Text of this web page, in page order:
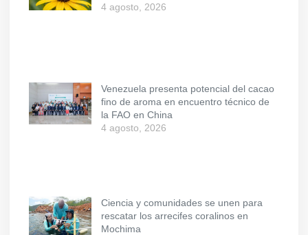
4 agosto, 2026
Venezuela presenta potencial del cacao
fino de aroma en encuentro técnico de
la FAO en China
4 agosto, 2026
Ciencia y comunidades se unen para
rescatar los arrecifes coralinos en
Mochima